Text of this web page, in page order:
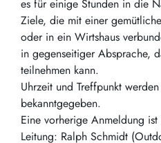
es für einige Stunden in die
Ziele, die mit einer
oder in ein Wirtshaus
in gegenseitiger Absprache,
teilnehmen kann.
Uhrzeit und Treffpunkt
bekanntgegeben.
Eine vorherige Anmeldung
Leitung: Ralph Schmidt